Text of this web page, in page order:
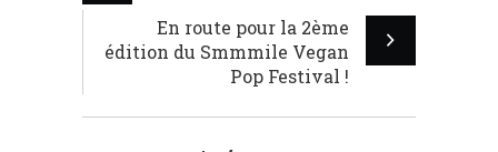
En route pour la 2ème
édition du Smmmile Vegan
Pop Festival !